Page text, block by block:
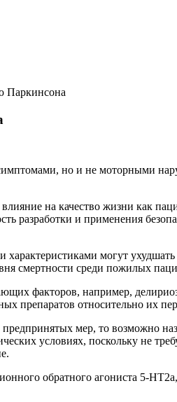
Паркинсона
но и не моторными
на качeство жизни как
разработки и применения
могут
смертности среди пожилых
факторов, например,
препаратов относительно их
мер, то возможно
условиях, поскольку не
обратного агониста 5-HT2a,